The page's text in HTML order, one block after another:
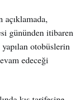
açıklamada,
gününden itibaren
otobüslerin
edeceği